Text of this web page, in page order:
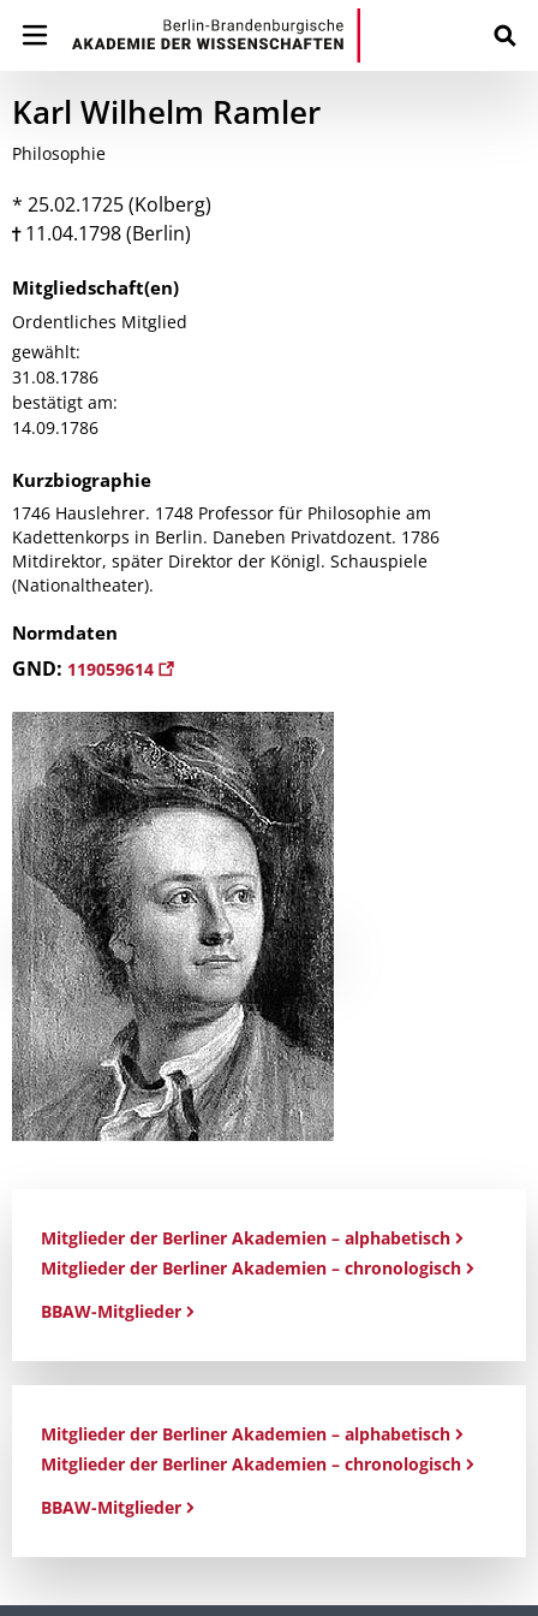
Karl Wilhelm Ramler
Philosophie
* 25.02.1725 (Kolberg)
11.04.1798 (Berlin)
Mitgliedschaft(en)
Ordentliches Mitglied
gewählt:
31.08.1786
bestätigt am:
14.09.1786
Kurzbiographie
1746 Hauslehrer. 1748 Professor für Philosophie am
Kadettenkorps in Berlin. Daneben Privatdozent. 1786
Mitdirektor, später Direktor der Königl. Schauspiele
(Nationaltheater).
Normdaten
GND: 119059614
Mitglieder der Berliner Akademien – alphabetisch
Mitglieder der Berliner Akademien – chronologisch
BBAW-Mitglieder
Mitglieder der Berliner Akademien – alphabetisch
Mitglieder der Berliner Akademien – chronologisch
BBAW-Mitglieder